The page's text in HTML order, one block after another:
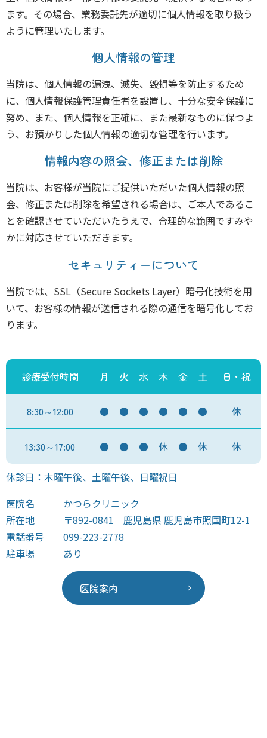
ます。その場合、業務委託先が適切に個人情報を取り扱う
ように管理いたします。
個人情報の管理
当院は、個人情報の漏洩、滅失、毀損等を防止するため
に、個人情報保護管理責任者を設置し、十分な安全保護に
努め、また、個人情報を正確に、また最新なものに保つよ
う、お預かりした個人情報の適切な管理を行います。
情報内容の照会、修正または削除
当院は、お客様が当院にご提供いただいた個人情報の照
会、修正または削除を希望される場合は、ご本人であるこ
とを確認させていただいたうえで、合理的な範囲ですみや
かに対応させていただきます。
セキュリティーについて
当院では、SSL（Secure Sockets Layer）暗号化技術を用
いて、お客様の情報が送信される際の通信を暗号化してお
ります。
診療受付時間 月 火 水 木 金 土 日・祝
8:30～12:00 ● ● ● ● ● ● 休
13:30～17:00 ● ● ● 休 ● 休 休
休診日：木曜午後、土曜午後、日曜祝日
医院名
かつらクリニック
所在地
〒892-0841 鹿児島県 鹿児島市照国町12-1
電話番号
099-223-2778
駐車場
あり
医院案内